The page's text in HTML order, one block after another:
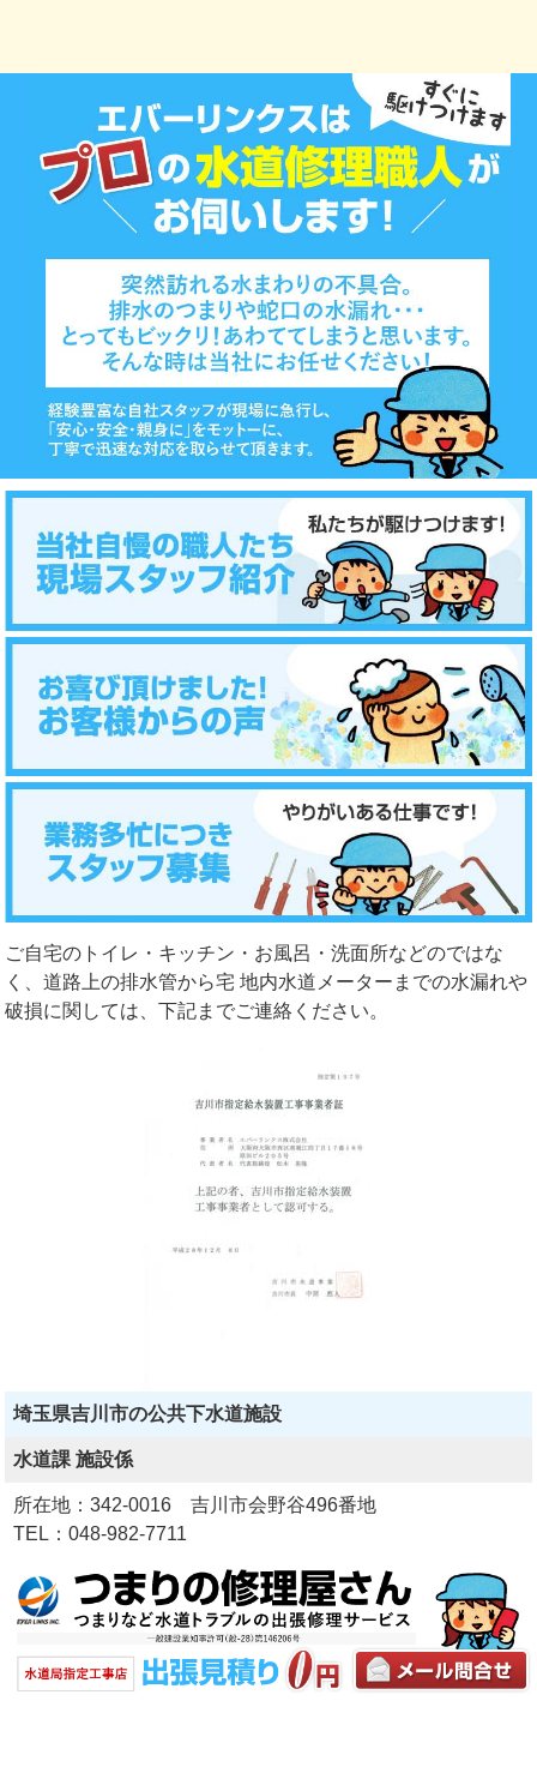
ご自宅のトイレ・キッチン・お風呂・洗面所などのではな
く、道路上の排水管から宅 地内水道メーターまでの水漏れや
破損に関しては、下記までご連絡ください。
埼玉県吉川市の公共下水道施設
水道課 施設係
所在地：342-0016 吉川市会野谷496番地
TEL：048-982-7711